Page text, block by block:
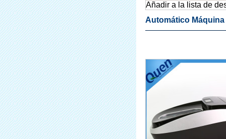
Añadir a la lista de
Automático Máquina
Sala Limpia